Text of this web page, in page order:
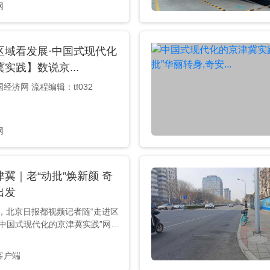
正在跑步前进。 “走进区域看
题活动推出系列微纪录片，本
济网 流程编辑：tf032
域看发展·中国式现代化
实践】数说京...
经济网 流程编辑：tf032
冀｜老“动批”焕新颜 奇
发
京日报都视频记者随“走进区
国式现代化的京津冀实践”网络
后的华丽转身。 行走在北京
曾经拥挤喧闹的动物园批发
户端